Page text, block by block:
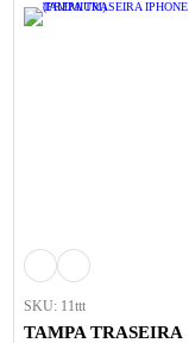
SKU: 11ttt
TAMPA TRASEIRA